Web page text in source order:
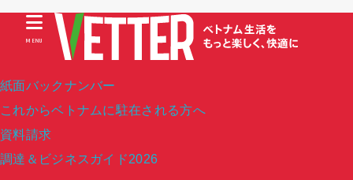
紙面バックナンバー
これからベトナムに駐在される方へ
資料請求
調達＆ビジネスガイド2026
MENU